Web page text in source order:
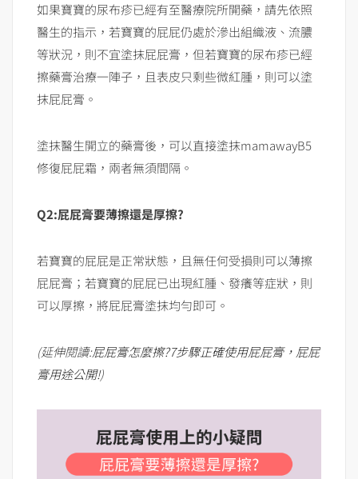
如果寶寶的尿布疹已經有至醫療院所開藥，請先依照
醫生的指示，若寶寶的屁屁仍處於滲出組織液、流膿
等狀況，則不宜塗抹屁屁膏，但若寶寶的尿布疹已經
擦藥膏治療一陣子，且表皮只剩些微紅腫，則可以塗
抹屁屁膏。
塗抹醫生開立的藥膏後，可以直接塗抹mamawayB5
修復屁屁霜，兩者無須間隔。
Q2:屁屁膏要薄擦還是厚擦?
若寶寶的屁屁是正常狀態，且無任何受損則可以薄擦
屁屁膏；若寶寶的屁屁已出現紅腫、發癢等症狀，則
可以厚擦，將屁屁膏塗抹均勻即可。
(延伸閱讀:屁屁膏怎麼擦?7步驟正確使用屁屁膏，屁屁
膏用途公開!)